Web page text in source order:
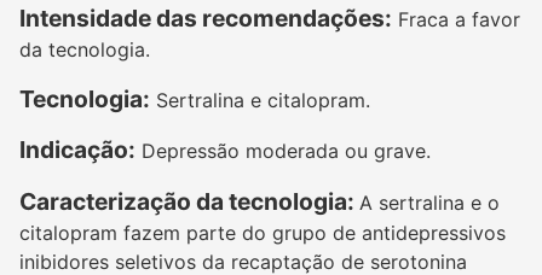
Intensidade das recomendações: Fraca a favor
da tecnologia.
Tecnologia: Sertralina e citalopram.
Indicação: Depressão moderada ou grave.
Caracterização da tecnologia: A sertralina e o
citalopram fazem parte do grupo de antidepressivos
inibidores seletivos da recaptação de serotonina